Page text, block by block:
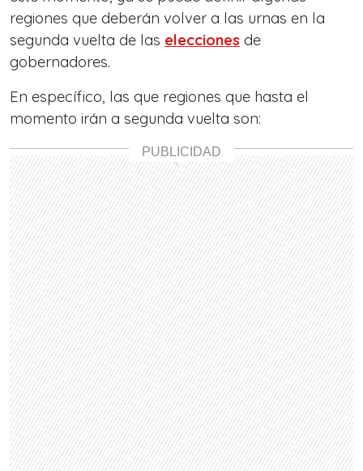
regiones que deberán volver a las urnas en la
segunda vuelta de las elecciones de
gobernadores.
En específico, las que regiones que hasta el
momento irán a segunda vuelta son: